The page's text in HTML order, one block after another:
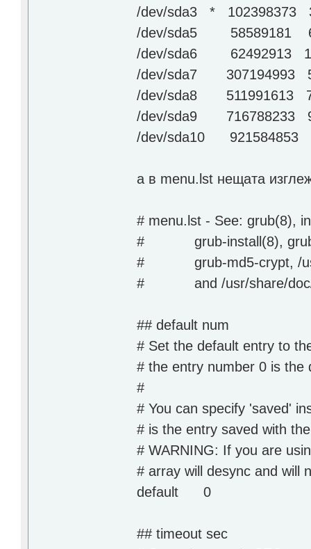
/dev/sda3 * 102398373
/dev/sda5 58589181
/dev/sda6 62492913
/dev/sda7 307194993
/dev/sda8 511991613
/dev/sda9 716788233
/dev/sda10 921584853
а в menu.lst нещата
# menu.lst - See: grub(8),
# grub-install(8), grub-
# grub-md5-crypt, /
# and /usr/share/doc/
## default num
# Set the default entry to
# the entry number 0 is the
#
# You can specify 'saved'
# is the entry saved with
# WARNING: If you are
# array will desync and will
default 0
## timeout sec